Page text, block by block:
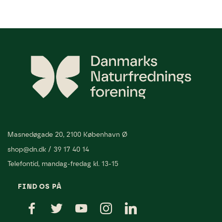
Masnedøgade 20, 2100 København Ø
shop@dn.dk / 39 17 40 14
Telefontid, mandag-fredag kl. 13-15
FIND OS PÅ